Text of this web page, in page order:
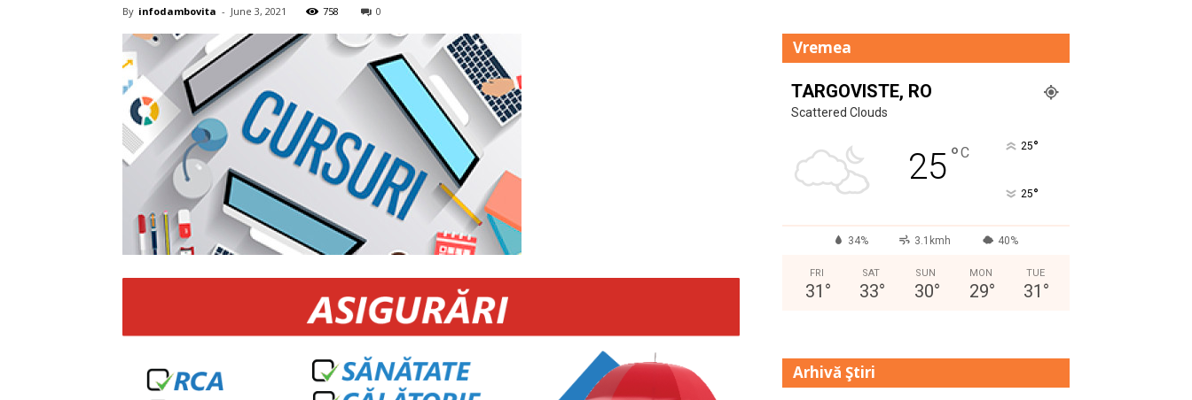
By infodambovita - June 3, 2021 758 0
Vremea
TARGOVISTE, RO
Scattered Clouds
25°C 25°
25°
34% 3.1kmh 40%
FRI
31 °
SAT
33°
SUN
30°
MON
29°
TUE
31 °
Arhivă Ştiri